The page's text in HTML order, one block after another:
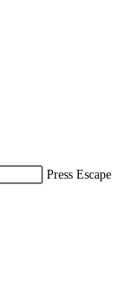
Press Escape